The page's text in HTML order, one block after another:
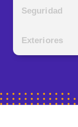
Seguridad
Exteriores